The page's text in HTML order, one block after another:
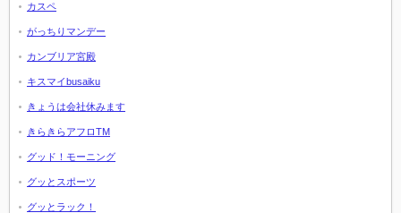
カスペ
がっちりマンデー
カンブリア宮殿
キスマイbusaiku
きょうは会社休みます
きらきらアフロTM
グッド！モーニング
グッとスポーツ
グッとラック！